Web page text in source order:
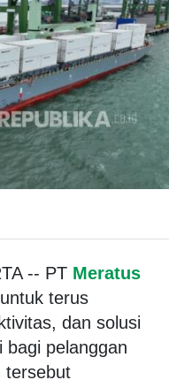
-- PT Meratus
terus
dan solusi
bagi pelanggan
tersebut